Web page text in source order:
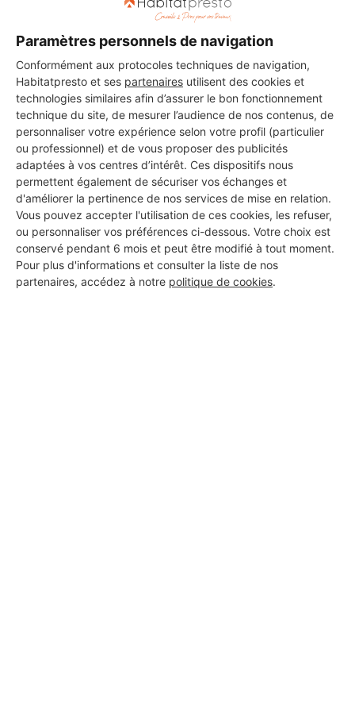
Paramètres personnels de navigation
Conformément aux protocoles techniques de navigation,
Habitatpresto et ses partenaires utilisent des cookies et
technologies similaires afin d’assurer le bon fonctionnement
technique du site, de mesurer l’audience de nos contenus, de
personnaliser votre expérience selon votre profil (particulier
ou professionnel) et de vous proposer des publicités
adaptées à vos centres d’intérêt. Ces dispositifs nous
permettent également de sécuriser vos échanges et
d'améliorer la pertinence de nos services de mise en relation.
Vous pouvez accepter l'utilisation de ces cookies, les refuser,
ou personnaliser vos préférences ci-dessous. Votre choix est
conservé pendant 6 mois et peut être modifié à tout moment.
Pour plus d'informations et consulter la liste de nos
partenaires, accédez à notre politique de cookies.
Aucun autre professionnel disponible dans cette zone
géographique.